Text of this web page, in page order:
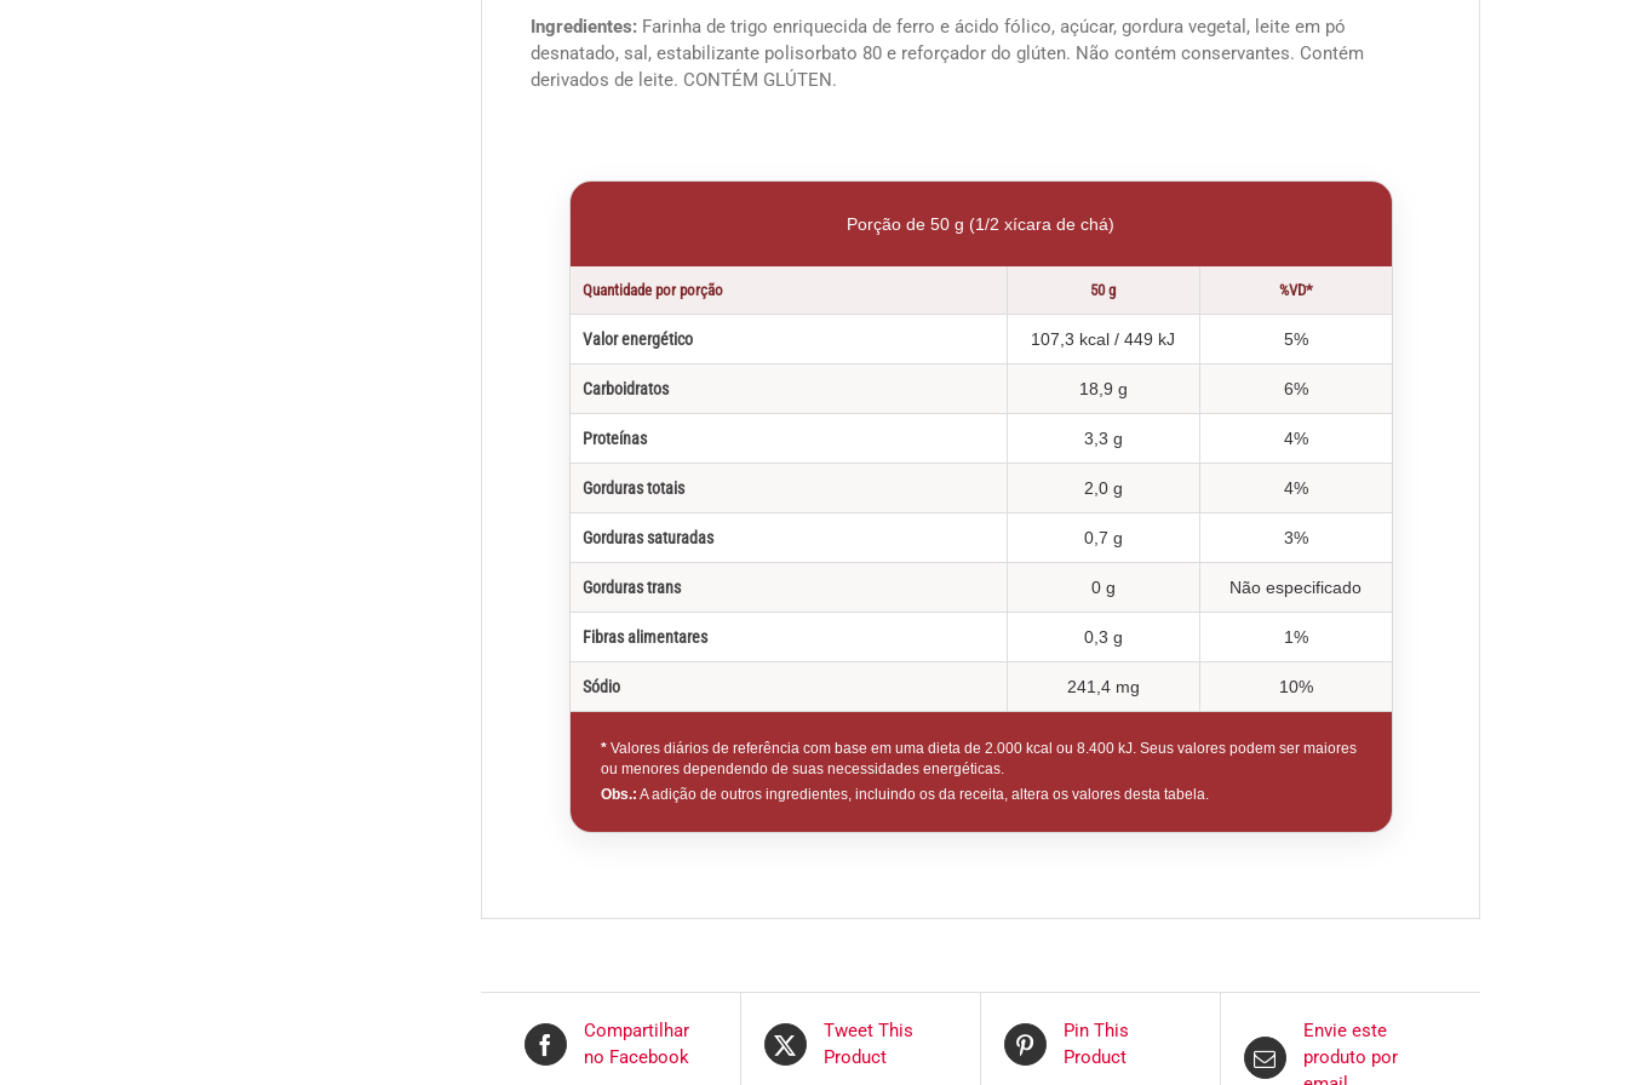
Ingredientes: Farinha de trigo enriquecida de ferro e ácido fólico, açúcar, gordura vegetal, leite em pó
desnatado, sal, estabilizante polisorbato 80 e reforçador do glúten. Não contém conservantes. Contém
derivados de leite. CONTÉM GLÚTEN.
Porção de 50 g (1/2 xícara de chá)
Quantidade por porção 50 g %VD*
Valor energético 107,3 kcal / 449 kJ 5%
Carboidratos 18,9 g 6%
Proteínas 3,3 g 4%
Gorduras totais 2,0 g 4%
Gorduras saturadas 0,7 g 3%
Gorduras trans 0 g Não especificado
Fibras alimentares 0,3 g 1%
Sódio 241,4 mg 10%
*Valores diários de referência com base em uma dieta de 2.000 kcal ou 8.400 kJ. Seus valores podem ser maiores
ou menores dependendo de suas necessidades energéticas.
Obs.: A adição de outros ingredientes, incluindo os da receita, altera os valores desta tabela.
Compartilhar
no Facebook
Tweet This
Product
Pin This
Product
Envie este
produto por